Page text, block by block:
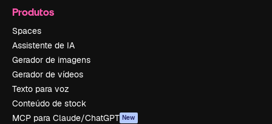
Produtos
Spaces
Assistente de IA
Gerador de imagens
Gerador de vídeos
Texto para voz
Conteúdo de stock
MCP para Claude/ChatGPT New